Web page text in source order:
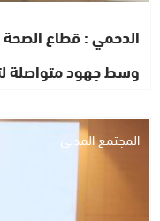
الدحمي : قطاع
وسط جهود متواصلة
المجتمع المدني